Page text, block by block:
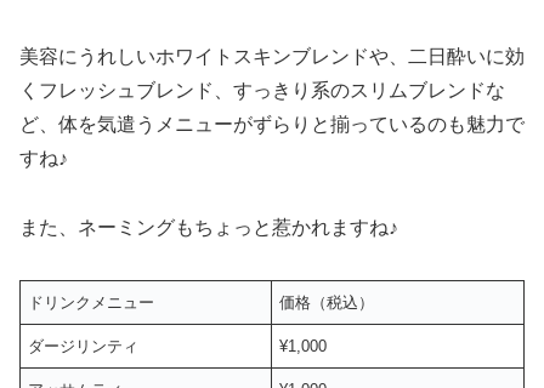
美容にうれしいホワイトスキンブレンドや、二日酔いに効
くフレッシュブレンド、すっきり系のスリムブレンドな
ど、体を気遣うメニューがずらりと揃っているのも魅力で
すね♪
また、ネーミングもちょっと惹かれますね♪
ドリンクメニュー 価格（税込）
ダージリンティ ¥1,000